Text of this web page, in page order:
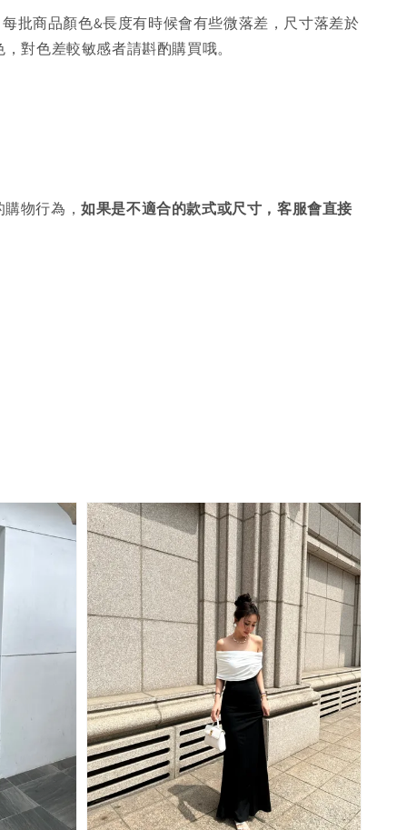
批商品顏色&長度有時候會有些微落差，尺寸落差於
對色差較敏感者請斟酌購買哦。
購物行為，如果是不適合的款式或尺寸，客服會直接